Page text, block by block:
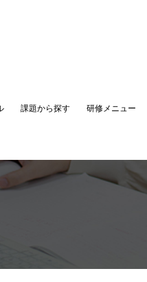
課題から探す 研修メニュー